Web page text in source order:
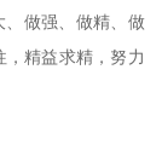
、做强、做精、做
精益求精，努力